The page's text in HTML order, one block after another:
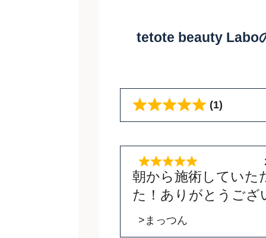
tetote beauty Labo
(1)
朝から施術していた
た！ありがとうござ
>まっつん